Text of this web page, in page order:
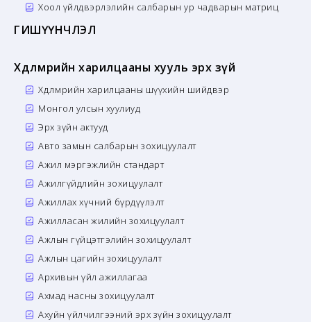
Хоол үйлдвэрлэлийн салбарын ур чадварын матриц
ГИШҮҮНЧЛЭЛ
Хөдөлмөрийн харилцааны хууль эрх зүй
Хөдөлмөрийн харилцааны шүүхийн шийдвэр
Монгол улсын хуулиуд
Эрх зүйн актууд
Авто замын салбарын зохицуулалт
Ажил мэргэжлийн стандарт
Ажилгүйдлийн зохицуулалт
Ажиллах хүчний бүрдүүлэлт
Ажилласан жилийн зохицуулалт
Ажлын гүйцэтгэлийн зохицуулалт
Ажлын цагийн зохицуулалт
Архивын үйл ажиллагаа
Ахмад насны зохицуулалт
Ахуйн үйлчилгээний эрх зүйн зохицуулалт